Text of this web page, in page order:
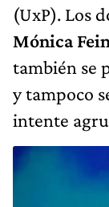
(UxP). Los
Mónica
también se
y tampoco
intente